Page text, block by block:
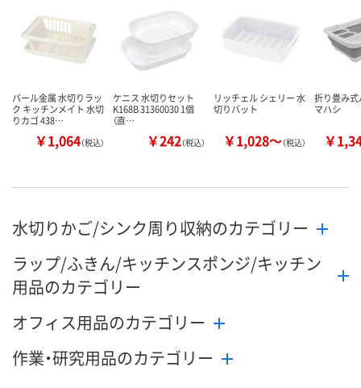
パール金属 水切りラッ
ク キッチンメイト 水切
りカゴ 438…
￥1,064（税込）
ケニス 水切りセット
K168B 31360030 1個
（直…
￥242（税込）
リッチェル シェリー 水
切りバット
￥1,028～（税込）
折り畳み
マハシ
￥
水切りかご/シンク周り収納のカテゴリー
ラップ/ふきん/キッチンスポンジ/キッチン
用品のカテゴリー
オフィス用品のカテゴリー
作業・研究用品のカテゴリー